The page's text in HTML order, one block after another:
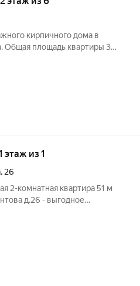
кирпичного дома в
Общая площадь квартиры 37
Квартира светлая, сухая,
этаж из 1
, 26
2-комнатная квартира 51 м
д.26 - выгодное
сделке! Без долгов и